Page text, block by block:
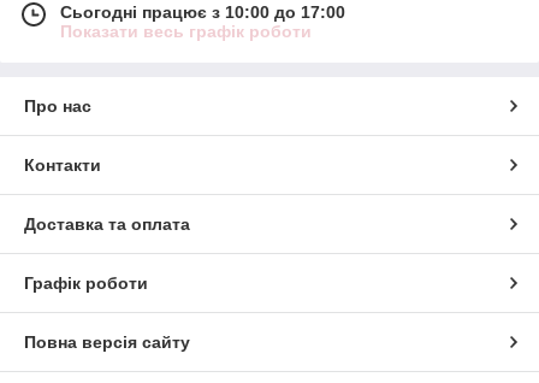
Сьогодні працює з 10:00 до 17:00
Показати весь графік роботи
Про нас
Контакти
Доставка та оплата
Графік роботи
Повна версія сайту